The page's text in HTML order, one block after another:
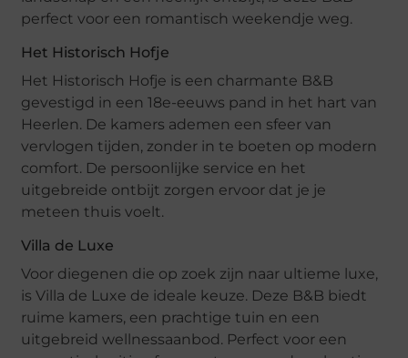
perfect voor een romantisch weekendje weg.
Het Historisch Hofje
Het Historisch Hofje is een charmante B&B
gevestigd in een 18e-eeuws pand in het hart van
Heerlen. De kamers ademen een sfeer van
vervlogen tijden, zonder in te boeten op modern
comfort. De persoonlijke service en het
uitgebreide ontbijt zorgen ervoor dat je je
meteen thuis voelt.
Villa de Luxe
Voor diegenen die op zoek zijn naar ultieme luxe,
is Villa de Luxe de ideale keuze. Deze B&B biedt
ruime kamers, een prachtige tuin en een
uitgebreid wellnessaanbod. Perfect voor een